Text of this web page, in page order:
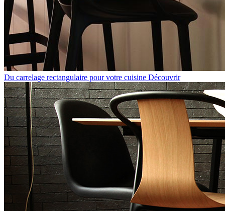
Du carrelage rectangulaire pour votre cuisine Découvrir